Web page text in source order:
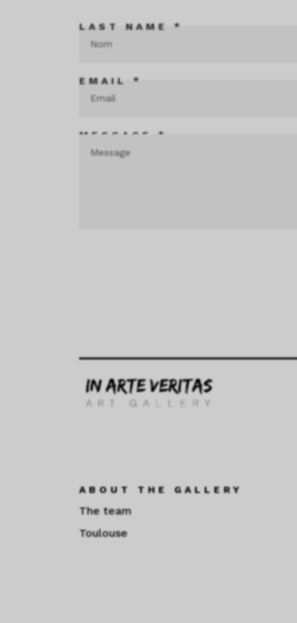
LAST NAME *
EMAIL *
MESSAGE *
ABOUT THE GALLERY
The team
Toulouse